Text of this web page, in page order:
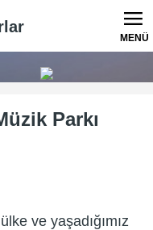
MENÜ
Parkı
ve yaşadığımız